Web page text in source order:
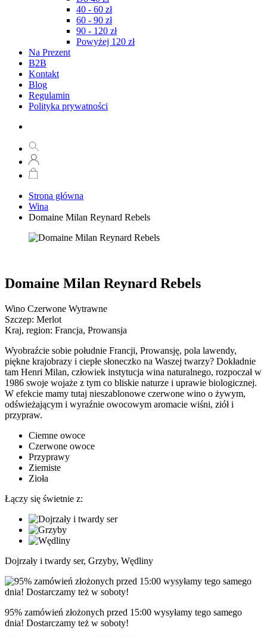
40 - 60 zł
60 - 90 zł
90 - 120 zł
Powyżej 120 zł
Na Prezent
B2B
Kontakt
Blog
Regulamin
Polityka prywatności
Strona główna
Wina
Domaine Milan Reynard Rebels
Domaine Milan Reynard Rebels
Wino Czerwone Wytrawne
Szczep: Merlot
Kraj, region: Francja, Prowansja
Wyobraźcie sobie południe Francji, Prowansję, pola lawendy,
piękne krajobrazy i ciepłe słoneczko na Waszej twarzy? Dokładnie
tam Henri Milan, człowiek instytucja wina naturalnego, rozpoczał w
1986 swoje wojaże z tym co bliskie naturze i uprawie biologicznej.
W efekcie mamy tutaj nieszablonowe czerwone wino o żywym,
odświeżającym i wyraźnie owocowym aromacie wiśni, ziół i
przypraw.
Ciemne owoce
Czerwone owoce
Przyprawy
Ziemiste
Zioła
Łączy się świetnie z:
Dojrzały i twardy ser, Grzyby, Wędliny
95% zamówień złożonych przed 15:00 wysyłamy tego samego
dnia! Dostarczamy też w soboty!